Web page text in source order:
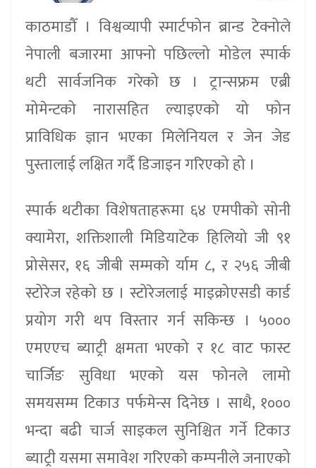
काठमाडौँ । विश्वव्यापी स्मार्टफोन ब्रान्ड टेक्नोले
नेपाली बजारमा आफ्नो पछिल्लो मोडेल स्पार्क
थटी सार्वजनिक गरेको छ । ट्रान्सफ्रम एब्री
मोमेन्टको नारासहित ल्याइएको यो फोन
प्राविधिक ज्ञान भएका मिलेनियल र जेन जेड
पुस्तालाई लक्षित गर्दै डिजाइन गरिएको हो ।
स्पार्क थटीका विशेषताहरूमा ६४ एमपीको सोनी
क्यामेरा, शक्तिशाली मिडियाटेक हिलियो जी ९१
प्रोसेसर, १६ जीबी सम्मको र्याम ८, र २५६ जीबी
स्टोरेज रहेको छ । स्टोरेजलाई माइक्रोएसडी कार्ड
प्रयोग गरी थप विस्तार गर्न सकिन्छ । ५०००
एमएएच ब्याट्री क्षमता भएको र १८ वाट फास्ट
चार्जिङ सुविधा भएको यस फोनले लामो
समयसम्म टिकाउ पर्फमेन्स दिनेछ । साथै, १०००
भन्दा बढी चार्ज साइकल सुनिश्चित गर्ने टिकाउ
ब्याट्री यसमा समावेश गरिएको कम्पनीले जनाएको